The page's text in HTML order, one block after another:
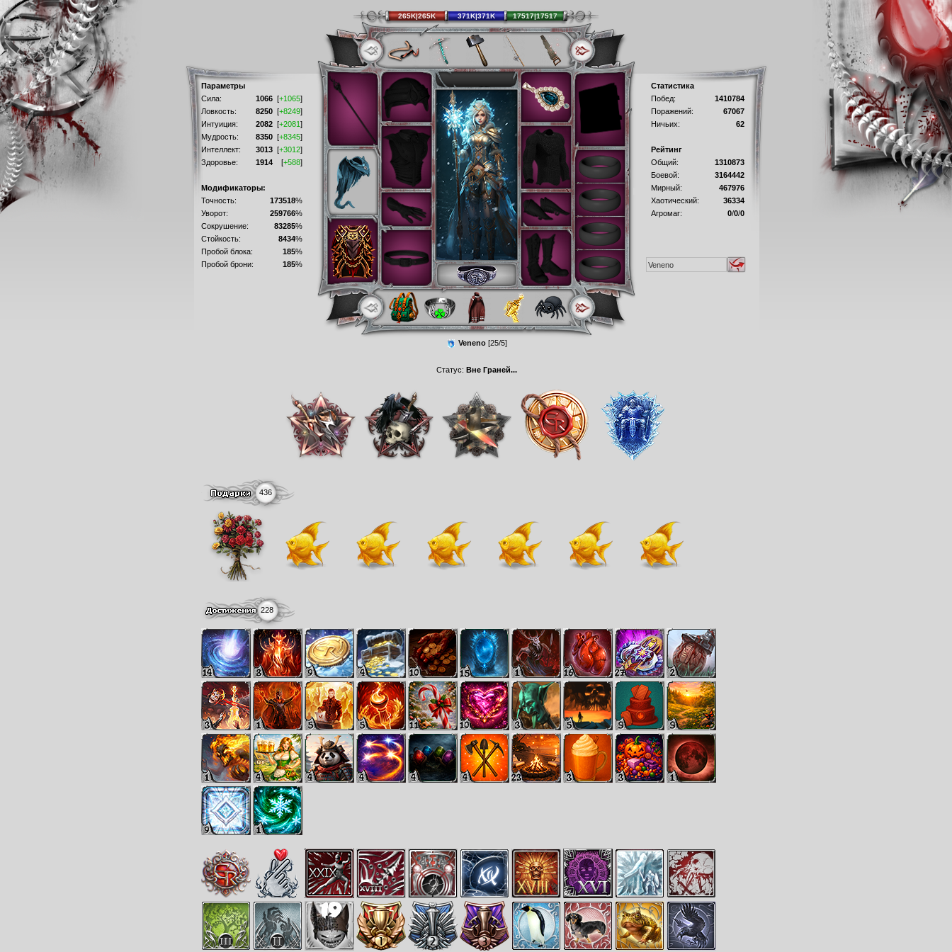
Параметры
Сила:
1066 [+1065]
Ловкость:
8250 [+8249]
Интуиция:
2082 [+2081]
Мудрость:
8350 [+8345]
Интеллект:
3013 [+3012]
Здоровье:
1914 [+588]
Модификаторы:
Точность:
173518%
Уворот:
259766%
Сокрушение:
83285%
Стойкость:
8434%
Пробой блока:
185%
Пробой брони:
185%
Статистика
Побед:
1410784
Поражений:
67067
Ничьих:
62
Рейтинг
Общий:
1310873
Боевой:
3164442
Мирный:
467976
Хаотический:
36334
Агромаг:
0/0/0
Статус: Вне Граней...
436
228
265K|265K 371K|371K 17517|17517
Veneno [25/5]